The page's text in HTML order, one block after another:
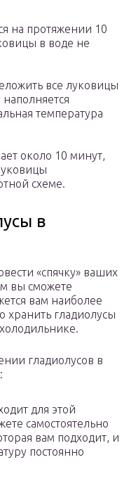
на протяжении 10
в воде не
все луковицы
температура
около 10 минут,
схеме.
в
«спячку» ваших
вы сможете
вам наиболее
гладиолусы
гладиолусов в
для этой
самостоятельно
вам подходит, и
постоянно